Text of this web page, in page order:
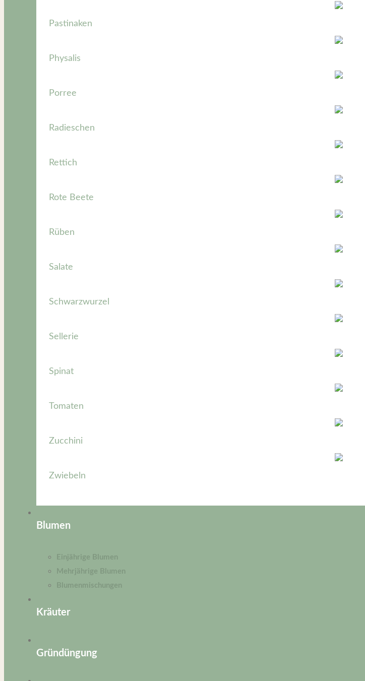
Pastinaken
Physalis
Porree
Radieschen
Rettich
Rote Beete
Rüben
Salate
Schwarzwurzel
Sellerie
Spinat
Tomaten
Zucchini
Zwiebeln
Blumen
Einjährige Blumen
Mehrjährige Blumen
Blumenmischungen
Kräuter
Gründüngung